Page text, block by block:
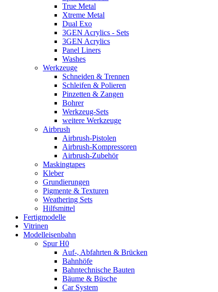
True Metal
Xtreme Metal
Dual Exo
3GEN Acrylics - Sets
3GEN Acrylics
Panel Liners
Washes
Werkzeuge
Schneiden & Trennen
Schleifen & Polieren
Pinzetten & Zangen
Bohrer
Werkzeug-Sets
weitere Werkzeuge
Airbrush
Airbrush-Pistolen
Airbrush-Kompressoren
Airbrush-Zubehör
Maskingtapes
Kleber
Grundierungen
Pigmente & Texturen
Weathering Sets
Hilfsmittel
Fertigmodelle
Vitrinen
Modelleisenbahn
Spur H0
Auf-, Abfahrten & Brücken
Bahnhöfe
Bahntechnische Bauten
Bäume & Büsche
Car System